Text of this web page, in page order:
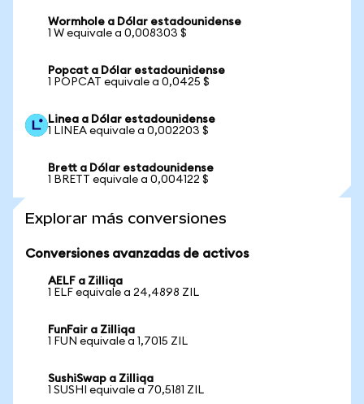
Wormhole a Dólar estadounidense
1 W equivale a 0,008303 $
Popcat a Dólar estadounidense
1 POPCAT equivale a 0,0425 $
Linea a Dólar estadounidense
1 LINEA equivale a 0,002203 $
Brett a Dólar estadounidense
1 BRETT equivale a 0,004122 $
Explorar más conversiones
Conversiones avanzadas de activos
AELF a Zilliqa
1 ELF equivale a 24,4898 ZIL
FunFair a Zilliqa
1 FUN equivale a 1,7015 ZIL
SushiSwap a Zilliqa
1 SUSHI equivale a 70,5181 ZIL